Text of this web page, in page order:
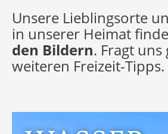
Unsere Lieblingsorte
in unserer Heimat
den Bildern. Fragt uns
weiteren Freizeit-Tipps.